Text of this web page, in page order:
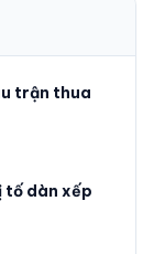
trận thua
tố dàn xếp